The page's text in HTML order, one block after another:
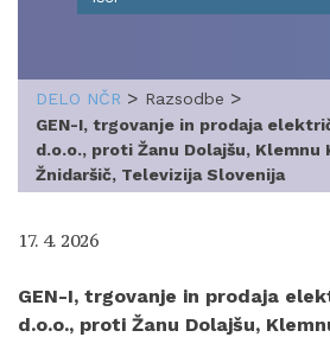
DELO NČR > Razsodbe >
GEN-I, trgovanje in prodaja
d.o.o., proti Žanu Dolajšu, Klemnu
Žnidaršič, Televizija Slovenija
17. 4. 2026
GEN-I, trgovanje in prodaja
d.o.o., proti Žanu Dolajšu,